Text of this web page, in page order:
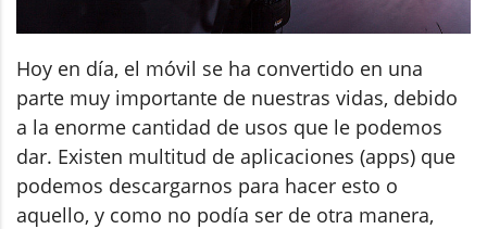
Hoy en día, el móvil se ha convertido en una
parte muy importante de nuestras vidas, debido
a la enorme cantidad de usos que le podemos
dar. Existen multitud de aplicaciones (apps) que
podemos descargarnos para hacer esto o
aquello, y como no podía ser de otra manera,